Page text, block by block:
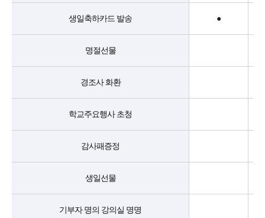
생일축하카드 발송 ●
명절선물
경조사 화환
학교주요행사 초청
감사패증정
생일선물
기부자 명의 강의실 명명